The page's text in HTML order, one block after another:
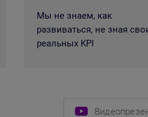
Мы не знаем, как
развиваться, не зная
реальных KPI